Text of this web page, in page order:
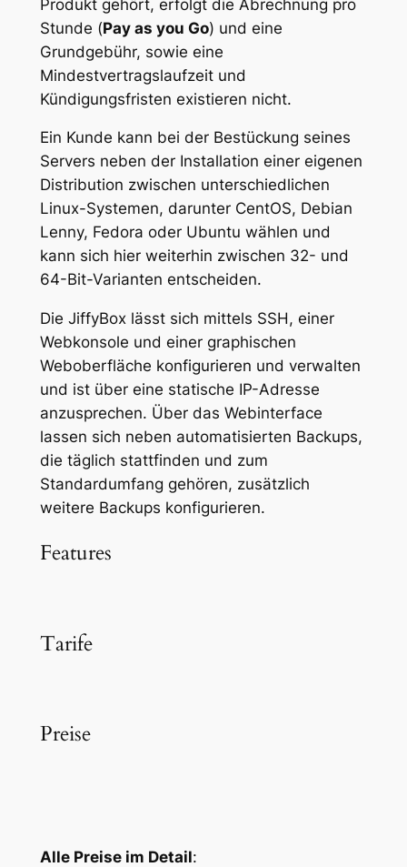
Produkt gehört, erfolgt die Abrechnung pro
Stunde (Pay as you Go) und eine
Grundgebühr, sowie eine
Mindestvertragslaufzeit und
Kündigungsfristen existieren nicht.
Ein Kunde kann bei der Bestückung seines
Servers neben der Installation einer eigenen
Distribution zwischen unterschiedlichen
Linux-Systemen, darunter CentOS, Debian
Lenny, Fedora oder Ubuntu wählen und
kann sich hier weiterhin zwischen 32- und
64-Bit-Varianten entscheiden.
Die JiffyBox lässt sich mittels SSH, einer
Webkonsole und einer graphischen
Weboberfläche konfigurieren und verwalten
und ist über eine statische IP-Adresse
anzusprechen. Über das Webinterface
lassen sich neben automatisierten Backups,
die täglich stattfinden und zum
Standardumfang gehören, zusätzlich
weitere Backups konfigurieren.
Features
Tarife
Preise
Alle Preise im Detail: